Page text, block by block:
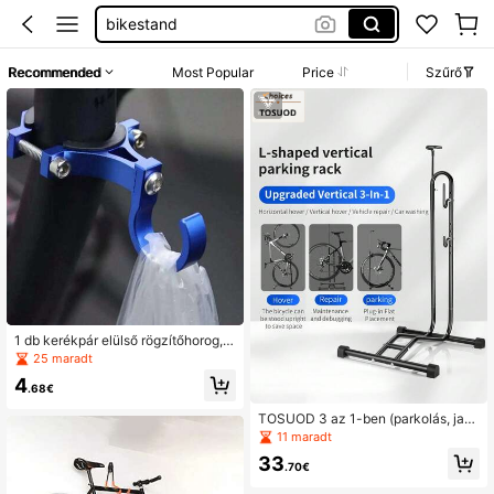
bicikli tarto
bicikli tároló
Recommended Most Popular Price Szűrő
1 db kerékpár elülső rögzítőhorog, u
niverzális, többfunkciós elektromos
kerékpár tárolóhorog, elektromos k
erékpár/kerékpár első csomagtartój
25 maradt
4.68€
TOSUOD 3 az 1-ben (parkolás, javí
tás, álló) függőleges kerékpár-karb
antartó állvány - L alakú kerékpárt
artó, padlótároló állvány (függőlege
11 maradt
33.70€